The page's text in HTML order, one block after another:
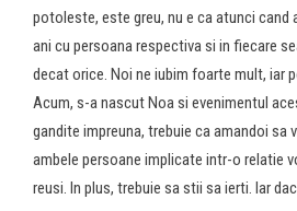
potoleste, este greu, nu e ca atunci
ani cu persoana respectiva si in fiecare
decat orice. Noi ne iubim foarte mult, iar
Acum, s-a nascut Noa si evenimentul
gandite impreuna, trebuie ca amandoi sa
ambele persoane implicate intr-o relatie
reusi. In plus, trebuie sa stii sa ierti. Iar